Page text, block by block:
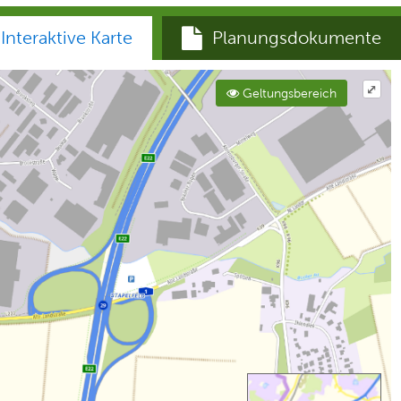
Interaktive Karte Planungsdokumente
Geltungsbereich ⤢